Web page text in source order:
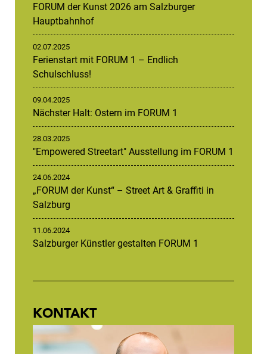
FORUM der Kunst 2026 am Salzburger
Hauptbahnhof
02.07.2025
Ferienstart mit FORUM 1 – Endlich
Schulschluss!
09.04.2025
Nächster Halt: Ostern im FORUM 1
28.03.2025
"Empowered Streetart" Ausstellung im FORUM 1
24.06.2024
„FORUM der Kunst“ – Street Art & Graffiti in
Salzburg
11.06.2024
Salzburger Künstler gestalten FORUM 1
KONTAKT